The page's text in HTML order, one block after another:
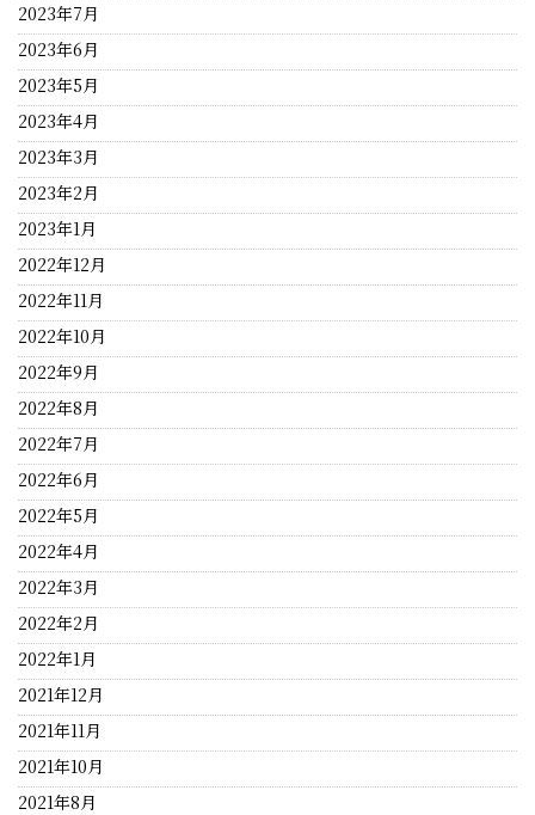
2023年7月
2023年6月
2023年5月
2023年4月
2023年3月
2023年2月
2023年1月
2022年12月
2022年11月
2022年10月
2022年9月
2022年8月
2022年7月
2022年6月
2022年5月
2022年4月
2022年3月
2022年2月
2022年1月
2021年12月
2021年11月
2021年10月
2021年8月